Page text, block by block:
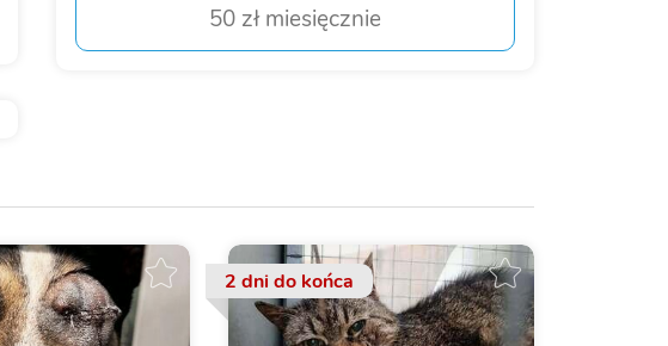
50 zł miesięcznie
2 dnido końca